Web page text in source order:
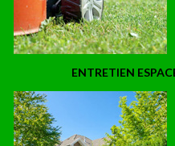
ENTRETIEN